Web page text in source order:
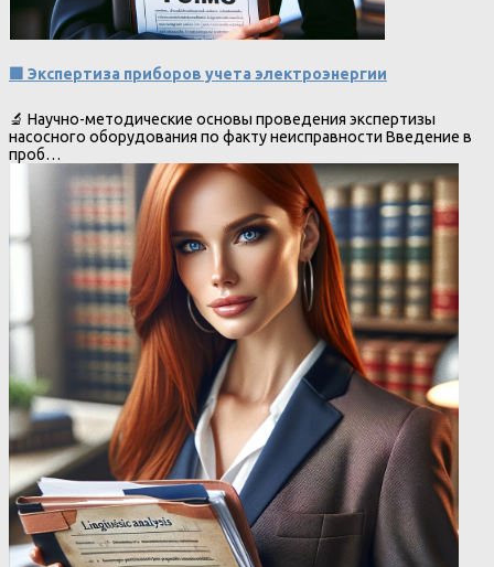
🟩 Экспертиза приборов учета электроэнергии
🔬 Научно-методические основы проведения экспертизы
насосного оборудования по факту неисправности Введение в
проб…